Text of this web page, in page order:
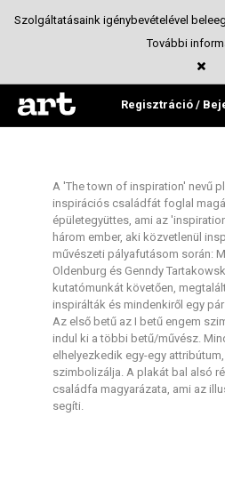
Regisztráció /
The town of inspiration
Pályázat
A '​The town of inspiration' nevű
inspirációs családfát foglal
épületegyüttes, ami az
három ember, aki közvetlenül
művészeti pályafutásom során:
Oldenburg és Genndy
kutatómunkát követően,
inspirálták és mindenkiről egy
Az első betű az I betű engem
indul ki a többi betű/művész.
elhelyezkedik egy-egy
szimbolizálja. A plakát bal alsó
családfa magyarázata, ami az
segíti.
Szolgáltatásaink igénybevételével
További